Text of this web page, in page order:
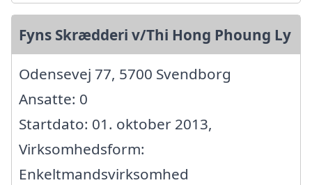
Fyns Skrædderi v/Thi Hong Phoung Ly
Odensevej 77, 5700 Svendborg
Ansatte: 0
Startdato: 01. oktober 2013,
Virksomhedsform:
Enkeltmandsvirksomhed